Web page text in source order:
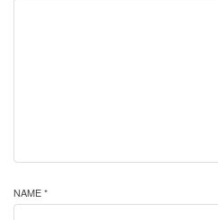
NAME *